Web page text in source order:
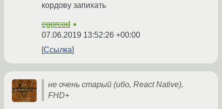
кордову запихать
egorcod ★
07.06.2019 13:52:26 +00:00
Ссылка
не очень старый (ибо, React Native),
FHD+